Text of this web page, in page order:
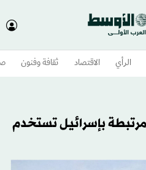
الرأي الاقتصاد ثقافة وفنون
بإسرائيل تستخدم